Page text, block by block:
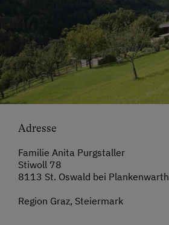
Adresse
Familie Anita Purgstaller
Stiwoll 78
8113 St. Oswald bei Plankenwarth
Region Graz, Steiermark